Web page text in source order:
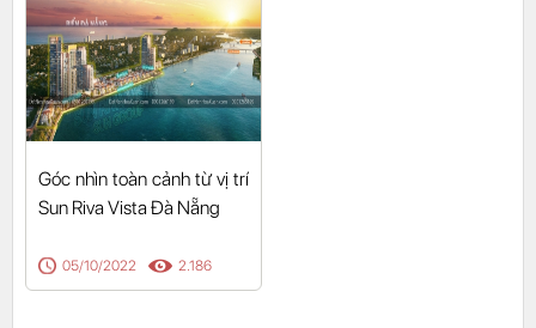
Góc nhìn toàn cảnh từ vị trí
Sun Riva Vista Đà Nẵng
05/10/2022 2.186